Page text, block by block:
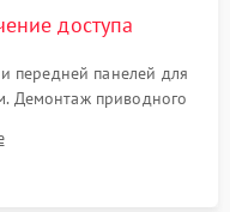
доступа
передней панелей для
Демонтаж приводного
к ТЭНу, компрессору,